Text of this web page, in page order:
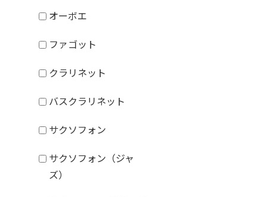
オーボエ
ファゴット
クラリネット
バスクラリネット
サクソフォン
サクソフォン（ジャ
ズ）